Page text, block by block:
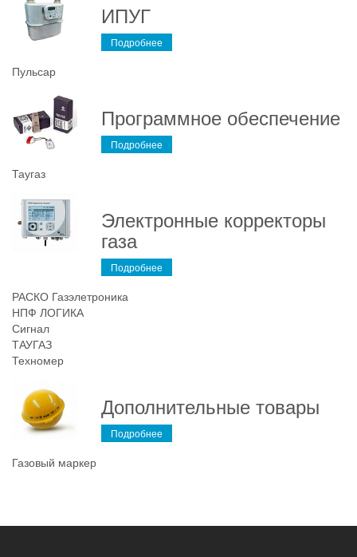
ИПУГ
Подробнее
Пульсар
Программное обеспечение
Подробнее
Таугаз
Электронные корректоры
газа
Подробнее
РАСКО Газэлетроника
НПФ ЛОГИКА
Сигнал
ТАУГАЗ
Техномер
Дополнительные товары
Подробнее
Газовый маркер